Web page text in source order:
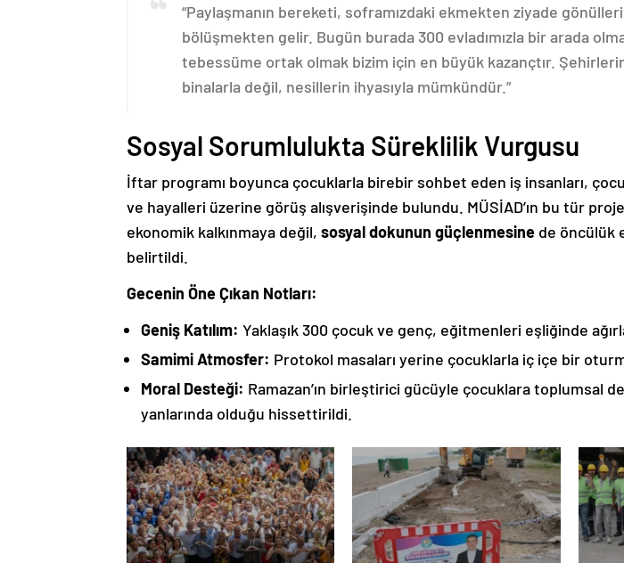
“Paylaşmanın bereketi, soframızdaki ekmekten ziyade
bölüşmekten gelir. Bugün burada 300 evladımızla bir arada
tebessüme ortak olmak bizim için en büyük kazançtır.
binalarla değil, nesillerin ihyasıyla mümkündür.”
Sosyal Sorumlulukta Süreklilik Vurgusu
İftar programı boyunca çocuklarla birebir sohbet eden iş insanları,
ve hayalleri üzerine görüş alışverişinde bulundu. MÜSİAD’ın bu tür
ekonomik kalkınmaya değil, sosyal dokunun güçlenmesine de öncülük
belirtildi.
Gecenin Öne Çıkan Notları:
Geniş Katılım: Yaklaşık 300 çocuk ve genç, eğitmenleri eşliğinde
Samimi Atmosfer: Protokol masaları yerine çocuklarla iç içe bir
Moral Desteği: Ramazan’ın birleştirici gücüyle çocuklara toplumsal
yanlarında olduğu hissettirildi.